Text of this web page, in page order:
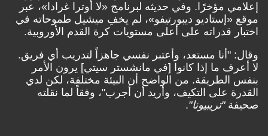
إعلامي مؤخرًا. وفي حديثه لبرنامج «لا أوترا غرادا»، عبر
موقع «إستاديو ديبورتيفو»، لم يخفِ ميشيل طموحاته في
اختبار قدراته على أعلى مستويات كرة القدم الأوروبية.
وقال: "أنا مستعد، وأعتبر نفسي جاهزاً لتدريب أي فريق.
لا أعرف ما إذا كانوا [في مانشستر سيتي] يرون الأمر
بنفس الطريقة. من الواضح أن البيئة مختلفة، لكن لدي
القدرة على التكيف، وأريد أن أجرب"، وفقاً لما نقلته
صحيفة"تريبيونا".